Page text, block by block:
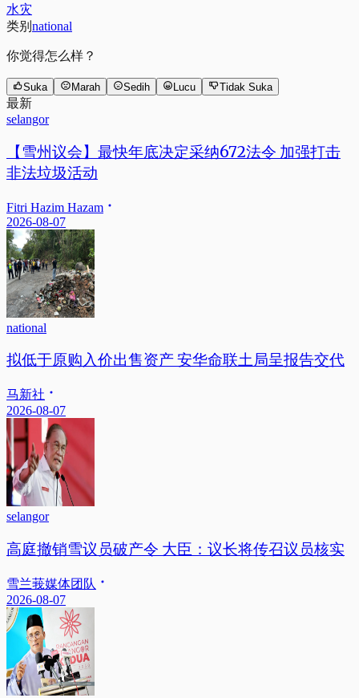
水灾
类别 national
你觉得怎么样？
Suka Marah Sedih Lucu Tidak Suka
最新
selangor
【雪州议会】最快年底决定采纳672法令 加强打击
非法垃圾活动
Fitri Hazim Hazam
2026-08-07
national
拟低于原购入价出售资产 安华命联土局呈报告交代
马新社
2026-08-07
selangor
高庭撤销雪议员破产令 大臣：议长将传召议员核实
雪兰莪媒体团队
2026-08-07